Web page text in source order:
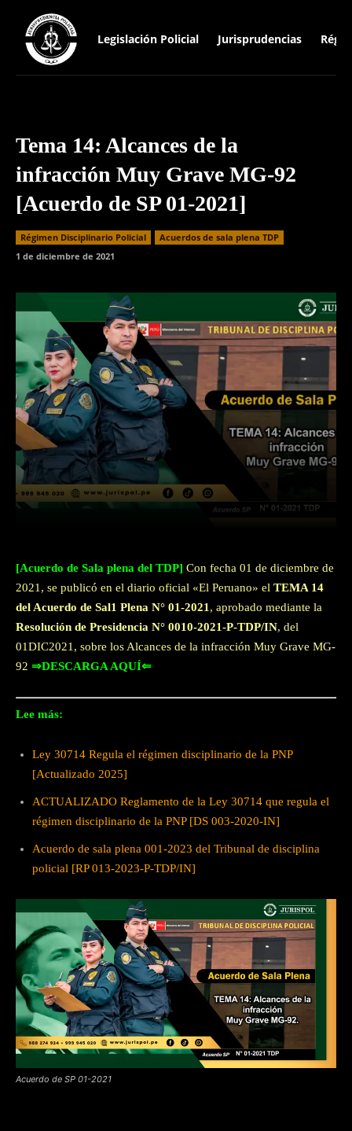
Legislación Policial Jurisprudencias
Tema 14: Alcances de la
infracción Muy Grave MG-92
[Acuerdo de SP 01-2021]
Régimen Disciplinario Policial
Acuerdos de sala plena TDP
1 de diciembre de 2021
WhatsApp
[Acuerdo de Sala plena del TDP] Con fecha 01 de diciembre de
2021, se publicó en el diario oficial «El Peruano» el TEMA 14
del Acuerdo de Sal1 Plena N° 01-2021, aprobado mediante la
Resolución de Presidencia N° 0010-2021-P-TDP/IN, del
01DIC2021, sobre los Alcances de la infracción Muy Grave MG-
92 ⇒DESCARGA AQUÍ⇐
Lee más:
Ley 30714 Regula el régimen disciplinario de la PNP
[Actualizado 2025]
ACTUALIZADO Reglamento de la Ley 30714 que regula el
régimen disciplinario de la PNP [DS 003-2020-IN]
Acuerdo de sala plena 001-2023 del Tribunal de disciplina
policial [RP 013-2023-P-TDP/IN]
Acuerdo de SP 01-2021